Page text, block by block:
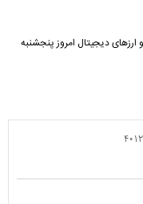
دیجیتال امروز پنجشنبه